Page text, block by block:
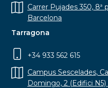
Carrer Pujades 350, 8ª
Barcelona
Tarragona
+34 933 562 615
Campus Sescelades,
Domingo, 2 (Edifici